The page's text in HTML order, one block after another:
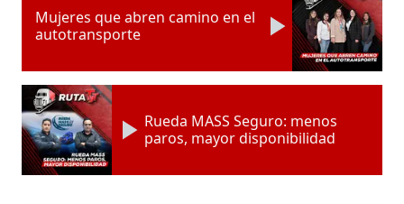
Mujeres que abren camino en el
autotransporte
Rueda MASS Seguro: menos
paros, mayor disponibilidad